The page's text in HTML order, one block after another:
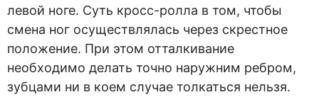
левой ноге. Суть кросс-ролла в том, чтобы
смена ног осуществлялась через скрестное
положение. При этом отталкивание
необходимо делать точно наружним ребром,
зубцами ни в коем случае толкаться нельзя.